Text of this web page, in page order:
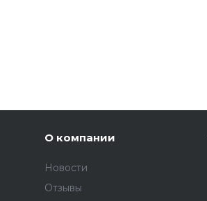
О компании
Новости
Отзывы